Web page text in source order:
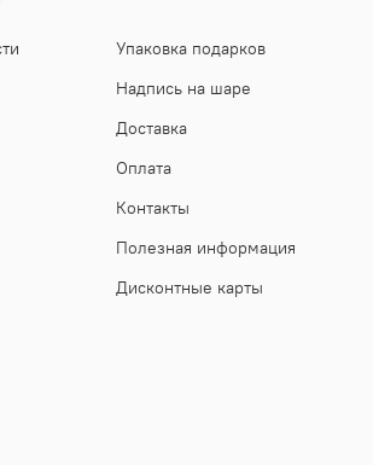
Упаковка подарков
Надпись на шаре
Доставка
Оплата
Контакты
Полезная информация
Дисконтные карты